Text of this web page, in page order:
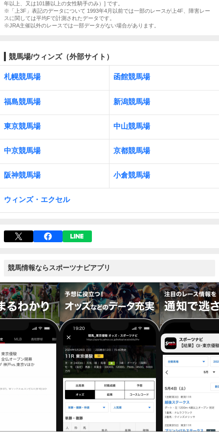
年以上、又は101勝以上の女性騎手のみ）] です。
※「上3F」表記のデータについて 1993年4月以前では一部のレースが上4F、障害レー
スに関しては平均Fで計測されたデータです。
※JRA主催以外のレースでは一部データがない場合があります。
競馬場/ウィンズ（外部サイト）
札幌競馬場 函館競馬場
福島競馬場 新潟競馬場
東京競馬場 中山競馬場
中京競馬場 京都競馬場
阪神競馬場 小倉競馬場
ウィンズ・エクセル
競馬情報ならスポーツナビアプリ